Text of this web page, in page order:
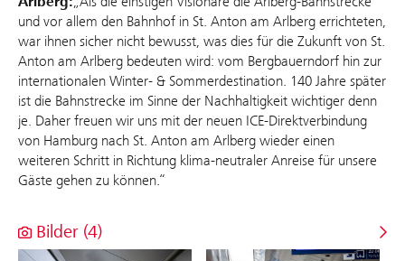
und vor allem den Bahnhof in St. Anton am Arlberg errichteten,
war ihnen sicher nicht bewusst, was dies für die Zukunft von St.
Anton am Arlberg bedeuten wird: vom Bergbauerndorf hin zur
internationalen Winter- & Sommerdestination. 140 Jahre später
ist die Bahnstrecke im Sinne der Nachhaltigkeit wichtiger denn
je. Daher freuen wir uns mit der neuen ICE-Direktverbindung
von Hamburg nach St. Anton am Arlberg wieder einen
weiteren Schritt in Richtung klima-neutraler Anreise für unsere
Gäste gehen zu können.“
Bilder (4)